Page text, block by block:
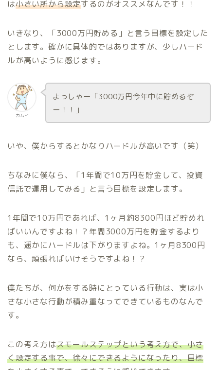
は小さい所から設定するのがオススメなんです！！
いきなり、「3000万円貯める」と言う目標を設定した
とします。確かに具体的ではありますが、少しハード
ルが高いように感じます。
カムイ
よっしゃー「3000万円今年中に貯めるぞ
ー！！」
いや、僕からするとかなりハードルが高いです（笑）
ちなみに僕なら、「1年間で10万円を貯金して、投資
信託で運用してみる」と言う目標を設定します。
1年間で10万円であれば、1ヶ月約8300円ほど貯めれ
ばいいんですよね！？年間3000万円を貯金するより
も、遥かにハードルは下がりますよね。1ヶ月8300円
なら、頑張ればいけそうですよね！？
僕たちが、何かをする時にとっている行動は、実は小
さな小さな行動が積み重なってできているものなんで
す。
この考え方はスモールステップという考え方で、小さ
く設定する事で、徐々にできるようになったり、目標